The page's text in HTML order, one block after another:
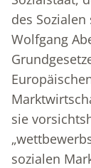
des
Wolfgang
sie
sozialen